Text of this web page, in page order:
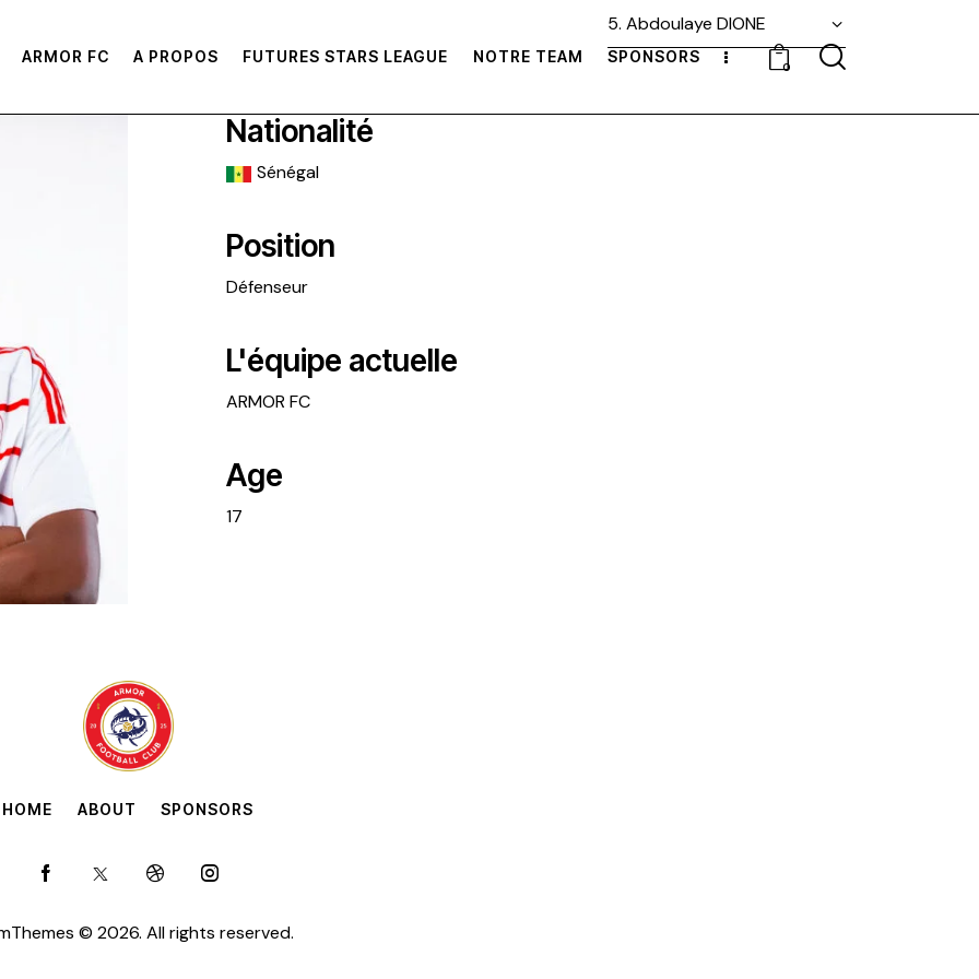
ARMOR FC A PROPOS FUTURES STARS LEAGUE NOTRE TEAM SPONSORS
0
Nationalité
Sénégal
Position
Défenseur
L'équipe actuelle
ARMOR FC
Age
17
HOME ABOUT SPONSORS
© 2026. All rights reserved.